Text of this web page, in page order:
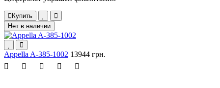
Купить
Нет в наличии
Appella A-385-1002 13944 грн.